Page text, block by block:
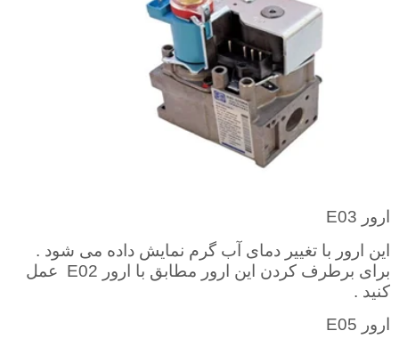
ارور E03
این ارور با تغییر دمای آب گرم نمایش داده می شود .
برای برطرف کردن این ارور مطابق با ارور E02 عمل
کنید .
ارور E05